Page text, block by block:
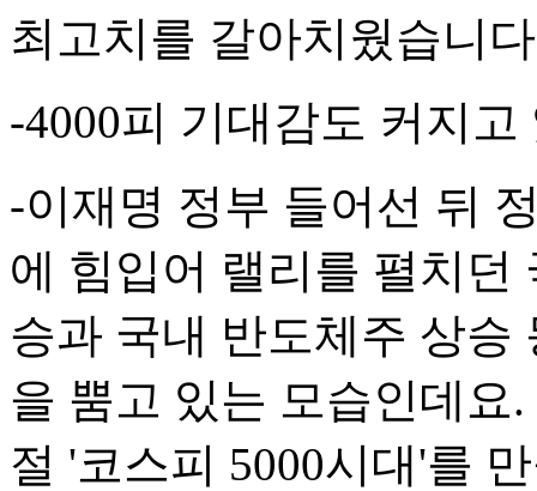
최고치를 갈아치웠습니
-4000피 기대감도 커지고
-이재명 정부 들어선 뒤
에 힘입어 랠리를 펼치던
승과 국내 반도체주 상승
을 뿜고 있는 모습인데요
절 '코스피 5000시대'를